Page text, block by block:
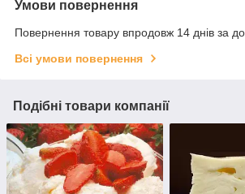
Умови повернення
Повернення товару впродовж 14 днів за
Всі умови повернення
Подібні товари компанії